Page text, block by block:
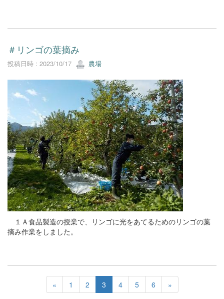
＃リンゴの葉摘み
投稿日時 : 2023/10/17 農場
１Ａ食品製造の授業で、リンゴに光をあてるためのリンゴの葉
摘み作業をしました。
« 1 2 3 4 5 6 »